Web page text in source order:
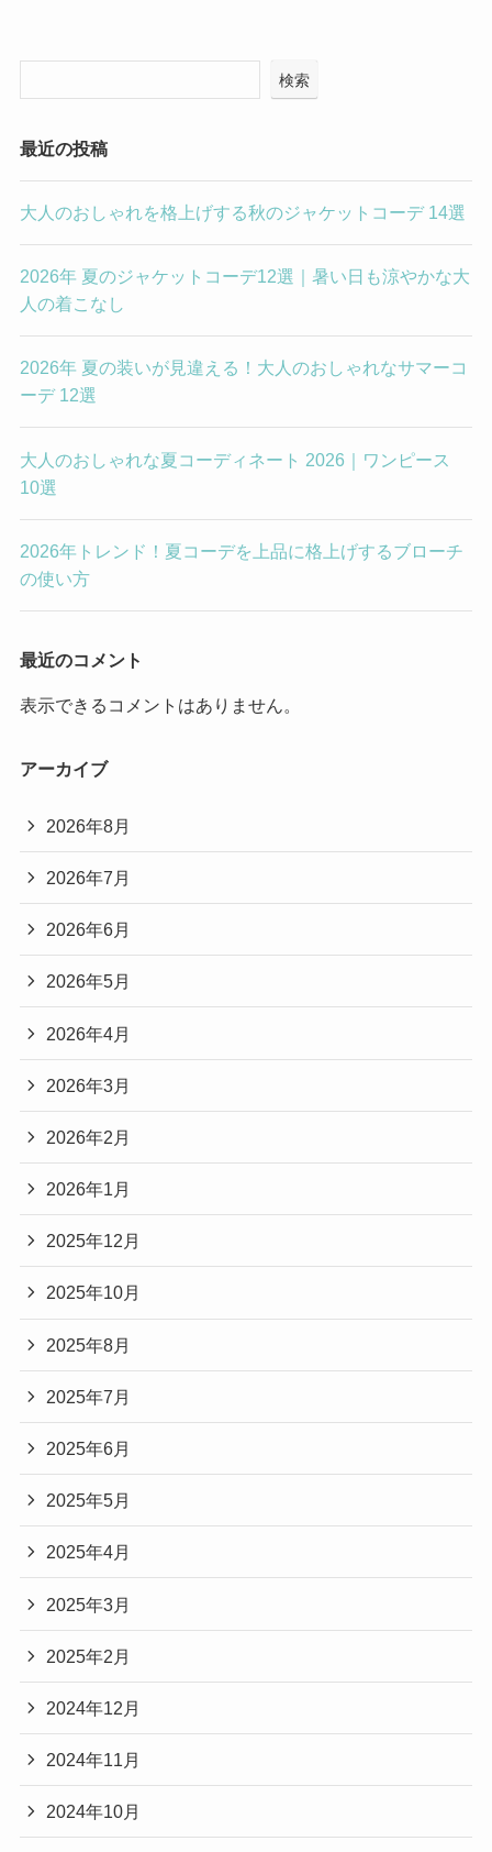
検索
最近の投稿
大人のおしゃれを格上げする秋のジャケットコーデ 14選
2026年 夏のジャケットコーデ12選｜暑い日も涼やかな大
人の着こなし
2026年 夏の装いが見違える！大人のおしゃれなサマーコ
ーデ 12選
大人のおしゃれな夏コーディネート 2026｜ワンピース
10選
2026年トレンド！夏コーデを上品に格上げするブローチ
の使い方
最近のコメント
表示できるコメントはありません。
アーカイブ
2026年8月
2026年7月
2026年6月
2026年5月
2026年4月
2026年3月
2026年2月
2026年1月
2025年12月
2025年10月
2025年8月
2025年7月
2025年6月
2025年5月
2025年4月
2025年3月
2025年2月
2024年12月
2024年11月
2024年10月